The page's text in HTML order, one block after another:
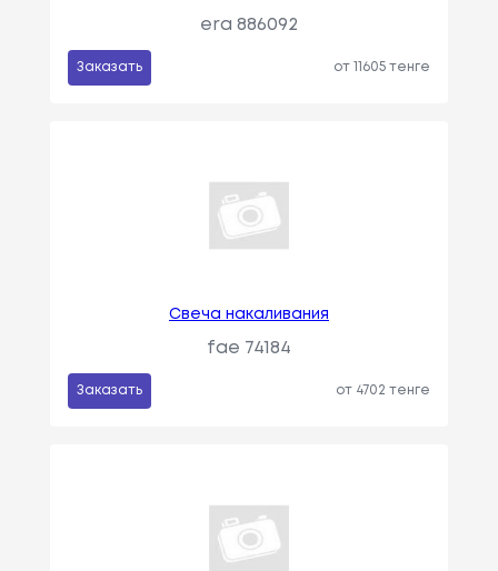
era 886092
Заказать от 11605 тенге
Свеча накаливания
fae 74184
Заказать от 4702 тенге